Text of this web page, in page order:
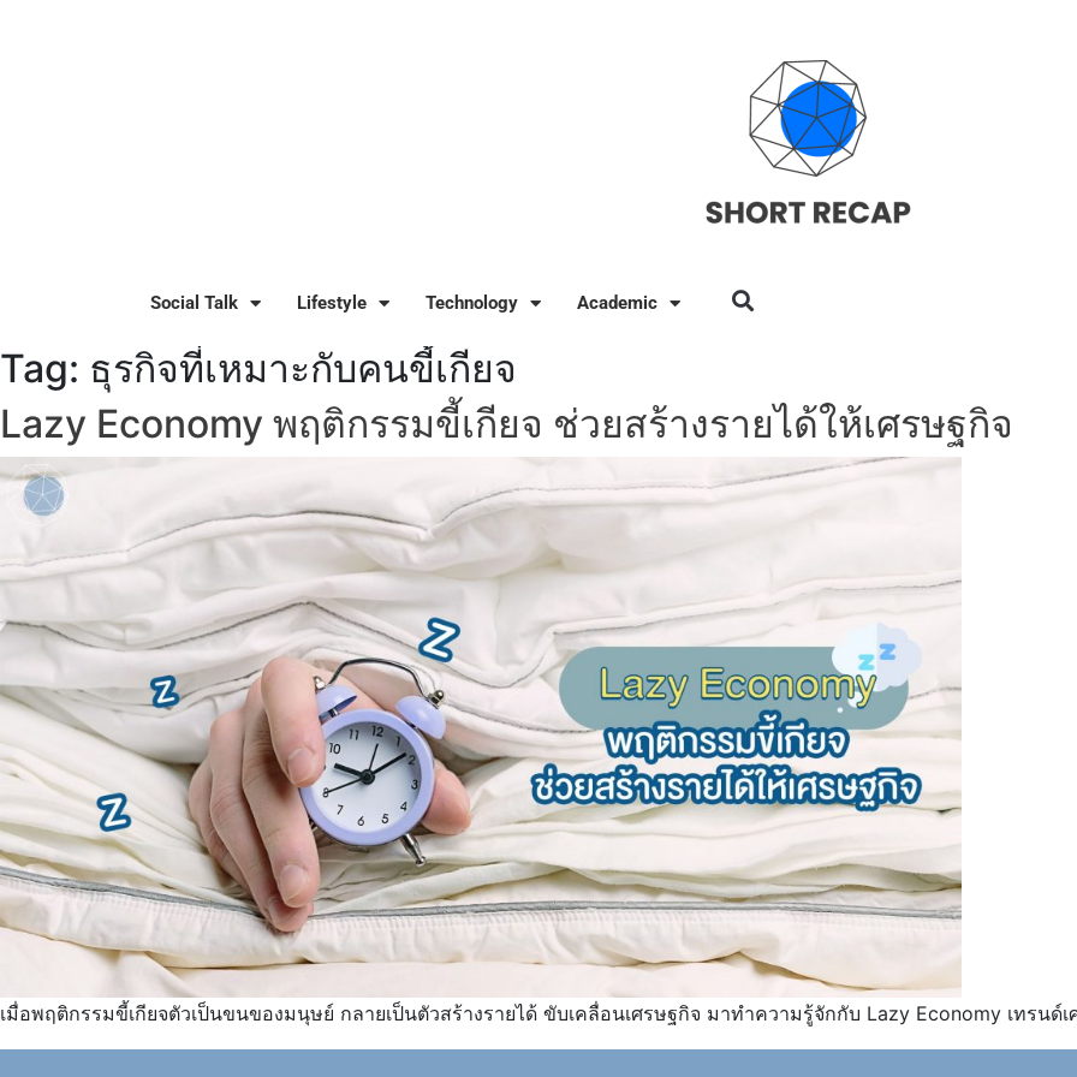
Social Talk Lifestyle Technology Academic
Tag: ธุรกิจที่เหมาะกับคนขี้เกียจ
Lazy Economy พฤติกรรมขี้เกียจ ช่วยสร้างรายได้ให้เศรษฐกิจ
เมื่อพฤติกรรมขี้เกียจตัวเป็นขนของมนุษย์ กลายเป็นตัวสร้างรายได้ ขับเคลื่อนเศรษฐกิจ มาทำความรู้จักกับ Lazy Economy เทรนด์